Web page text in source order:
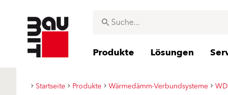
Produkte Lösungen
Startseite Produkte Wärmedämm-Verbundsysteme